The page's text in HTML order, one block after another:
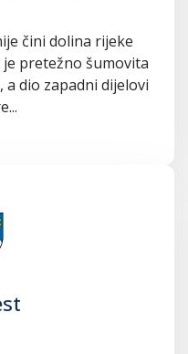
čini dolina rijeke
pretežno šumovita
a dio zapadni dijelovi